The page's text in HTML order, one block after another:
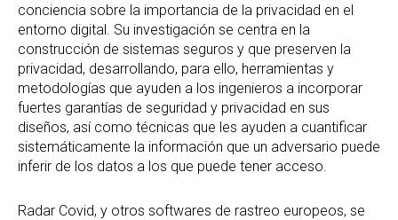
conciencia sobre la importancia de la privacidad en el
entorno digital. Su investigación se centra en la
construcción de sistemas seguros y que preserven la
privacidad, desarrollando, para ello, herramientas y
metodologías que ayuden a los ingenieros a incorporar
fuertes garantías de seguridad y privacidad en sus
diseños, así como técnicas que les ayuden a cuantificar
sistemáticamente la información que un adversario puede
inferir de los datos a los que puede tener acceso.
Radar Covid, y otros softwares de rastreo europeos, se